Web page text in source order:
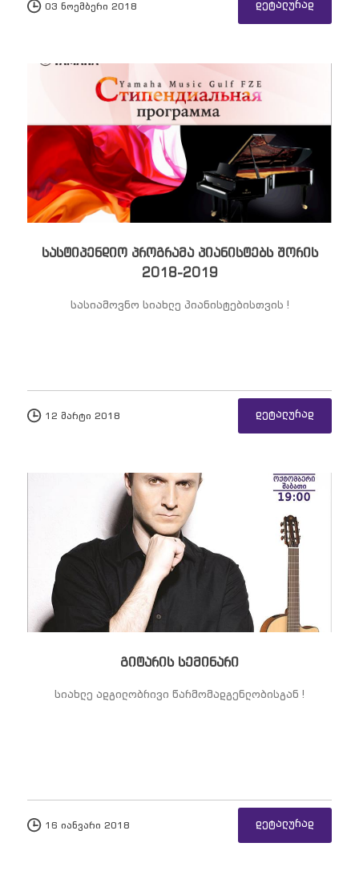
03 ნოემბერი 2018 დეტალურად
სასტიპენდიო პროგრამა პიანისტებს შორის
2018-2019
სასიამოვნო სიახლე პიანისტებისთვის !
12 მარტი 2018 დეტალურად
გიტარის სემინარი
სიახლე ადგილობრივი წარმომადგენლობისგან !
16 იანვარი 2018 დეტალურად